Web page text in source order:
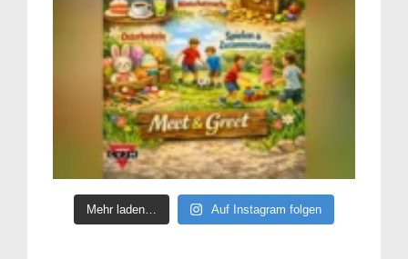
Mehr laden… Auf Instagram folgen